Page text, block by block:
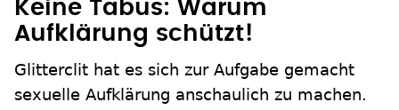
Keine Tabus: Warum
Aufklärung schützt!
Glitterclit hat es sich zur Aufgabe gemacht
sexuelle Aufklärung anschaulich zu machen.